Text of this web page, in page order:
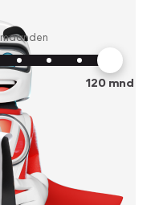
maanden
120mnd